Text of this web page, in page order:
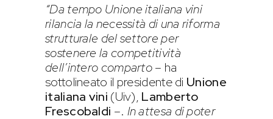
“Da tempo Unione italiana vini
rilancia la necessità di una riforma
strutturale del settore per
sostenere la competitività
dell’intero comparto– ha
sottolineato il presidente di Unione
italiana vini (Uiv), Lamberto
Frescobaldi –. In attesa di poter